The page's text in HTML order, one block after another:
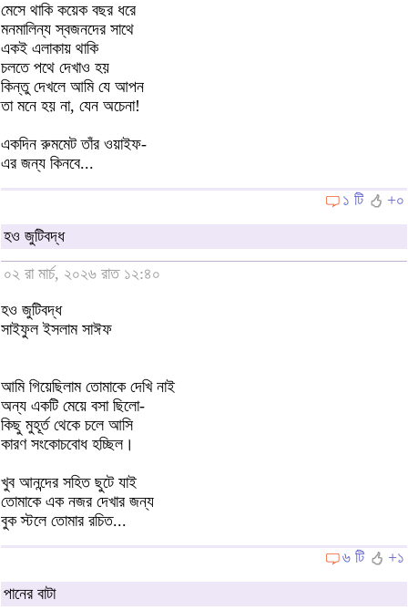
মেসে থাকি কয়েক বছর ধরে
মনমালিন্য স্বজনদের সাথে
একই এলাকায় থাকি
চলতে পথে দেখাও হয়
কিন্তু দেখলে আমি যে আপন
তা মনে হয় না, যেন অচেনা!
একদিন রুমমেট তাঁর ওয়াইফ-
এর জন্য কিনবে...
১ টি
+০
হও জুটিবদ্ধ
০২ রা মার্চ, ২০২৬ রাত ১২:৪০
হও জুটিবদ্ধ
সাইফুল ইসলাম সাঈফ
আমি গিয়েছিলাম তোমাকে দেখি নাই
অন্য একটি মেয়ে বসা ছিলো-
কিছু মুহূর্ত থেকে চলে আসি
কারণ সংকোচবোধ হচ্ছিল।
খুব আনন্দের সহিত ছুটে যাই
তোমাকে এক নজর দেখার জন্য
বুক স্টলে তোমার রচিত...
৬ টি
+১
পানের বাটা